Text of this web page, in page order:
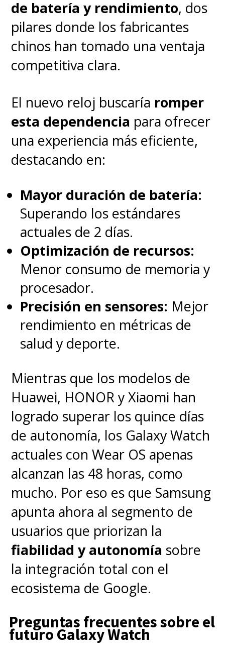
de batería y rendimiento, dos
pilares donde los fabricantes
chinos han tomado una ventaja
competitiva clara.
El nuevo reloj buscaría romper
esta dependencia para ofrecer
una experiencia más eficiente,
destacando en:
Mayor duración de batería:
Superando los estándares
actuales de 2 días.
Optimización de recursos:
Menor consumo de memoria y
procesador.
Precisión en sensores: Mejor
rendimiento en métricas de
salud y deporte.
Mientras que los modelos de
Huawei, HONOR y Xiaomi han
logrado superar los quince días
de autonomía, los Galaxy Watch
actuales con Wear OS apenas
alcanzan las 48 horas, como
mucho. Por eso es que Samsung
apunta ahora al segmento de
usuarios que priorizan la
fiabilidad y autonomía sobre
la integración total con el
ecosistema de Google.
Preguntas frecuentes sobre el
futuro Galaxy Watch